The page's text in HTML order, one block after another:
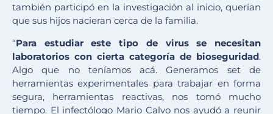
también participó en la investigación al inicio, querían
que sus hijos nacieran cerca de la familia.
“Para estudiar este tipo de virus se necesitan
laboratorios con cierta categoría de bioseguridad.
Algo que no teníamos acá. Generamos set de
herramientas experimentales para trabajar en forma
segura, herramientas reactivas, nos tomó mucho
tiempo. El infectólogo Mario Calvo nos ayudó a reunir